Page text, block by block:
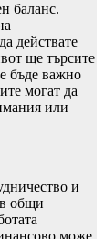
баланс.
действате
ще търсите
бъде важно
могат да
или
и
общи